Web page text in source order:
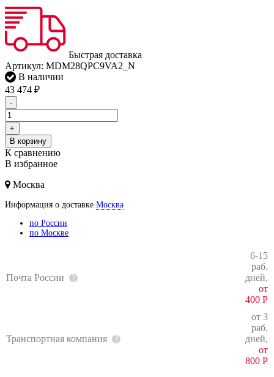
Быстрая доставка
Артикул: MDM28QPC9VA2_N
В наличии
43 474 ₽
-
+
В корзину
К сравнению
В избранное
Москва
Информация о доставке Москва
по России
по Москве
Почта России
6-15
раб.
дней,
от
400 Р
Транспортная компания
от 3
раб.
дней,
от
800 Р